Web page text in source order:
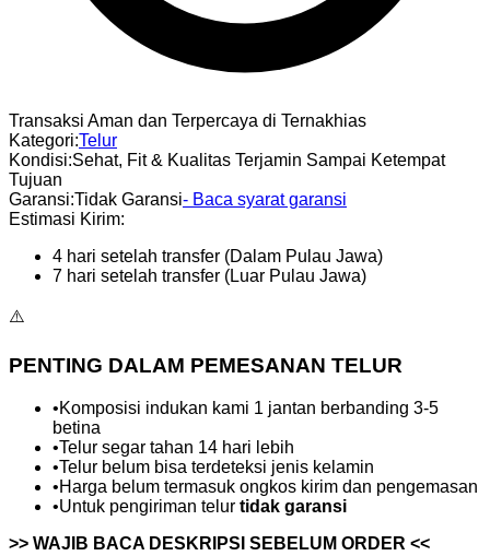
Transaksi Aman dan Terpercaya di Ternakhias
Kategori:Telur
Kondisi:Sehat, Fit & Kualitas Terjamin Sampai Ketempat
Tujuan
Garansi:Tidak Garansi- Baca syarat garansi
Estimasi Kirim:
4 hari setelah transfer (Dalam Pulau Jawa)
7 hari setelah transfer (Luar Pulau Jawa)
⚠️
PENTING DALAM PEMESANAN TELUR
•Komposisi indukan kami 1 jantan berbanding 3-5
betina
•Telur segar tahan 14 hari lebih
•Telur belum bisa terdeteksi jenis kelamin
•Harga belum termasuk ongkos kirim dan pengemasan
•Untuk pengiriman telur tidak garansi
>> WAJIB BACA DESKRIPSI SEBELUM ORDER <<